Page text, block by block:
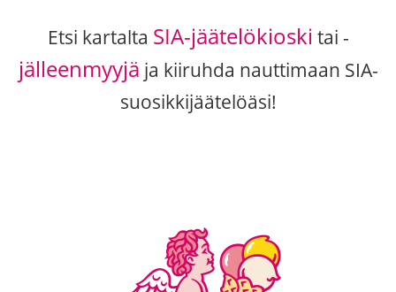
Etsi kartalta SIA-jäätelökioski tai -
jälleenmyyjä ja kiiruhda nauttimaan SIA-
suosikkijäätelöäsi!